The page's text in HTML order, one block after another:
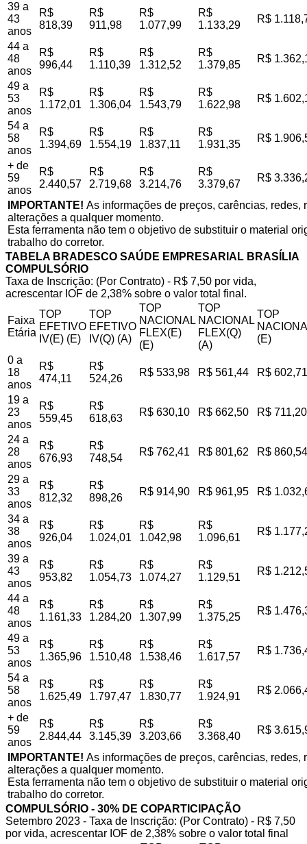
39 a
43
anos
R$
818,39
R$
911,98
R$
1.077,99
R$
1.133,29
R$
44 a
48
anos
R$
996,44
R$
1.110,39
R$
1.312,52
R$
1.379,85
R$
49 a
53
anos
R$
1.172,01
R$
1.306,04
R$
1.543,79
R$
1.622,98
R$
54 a
58
anos
R$
1.394,69
R$
1.554,19
R$
1.837,11
R$
1.931,35
R$
+ de
59
anos
R$
2.440,57
R$
2.719,68
R$
3.214,76
R$
3.379,67
R$
IMPORTANTE! As informações de preços, carências,
alterações a qualquer momento.
Esta ferramenta não tem o objetivo de substituir o material
trabalho do corretor.
TABELA BRADESCO SAÚDE EMPRESARIAL BRASÍLIA
COMPULSÓRIO
Taxa de Inscrição: (Por Contrato) - R$ 7,50 por vida,
acrescentar IOF de 2,38% sobre o valor total final.
Faixa
Etária
TOP
EFETIVO
IV(E) (E)
TOP
EFETIVO
IV(Q) (A)
TOP
NACIONAL
FLEX(E)
(E)
TOP
NACIONAL
FLEX(Q)
(A)
TOP
(E)
0 a
18
anos
R$
474,11
R$
524,26
R$ 533,98 R$ 561,44 R$ 602,71
19 a
23
anos
R$
559,45
R$
618,63
R$ 630,10 R$ 662,50 R$ 711,20
24 a
28
anos
R$
676,93
R$
748,54
R$ 762,41 R$ 801,62 R$ 860,54
29 a
33
anos
R$
812,32
R$
898,26
R$ 914,90 R$ 961,95 R$
34 a
38
anos
R$
926,04
R$
1.024,01
R$
1.042,98
R$
1.096,61
R$
39 a
43
anos
R$
953,82
R$
1.054,73
R$
1.074,27
R$
1.129,51
R$
44 a
48
anos
R$
1.161,33
R$
1.284,20
R$
1.307,99
R$
1.375,25
R$
49 a
53
anos
R$
1.365,96
R$
1.510,48
R$
1.538,46
R$
1.617,57
R$
54 a
58
anos
R$
1.625,49
R$
1.797,47
R$
1.830,77
R$
1.924,91
R$
+ de
59
anos
R$
2.844,44
R$
3.145,39
R$
3.203,66
R$
3.368,40
R$
IMPORTANTE! As informações de preços, carências,
alterações a qualquer momento.
Esta ferramenta não tem o objetivo de substituir o material
trabalho do corretor.
COMPULSÓRIO - 30% DE COPARTICIPAÇÃO
Setembro 2023 - Taxa de Inscrição: (Por Contrato) - R$ 7,50
por vida, acrescentar IOF de 2,38% sobre o valor total final